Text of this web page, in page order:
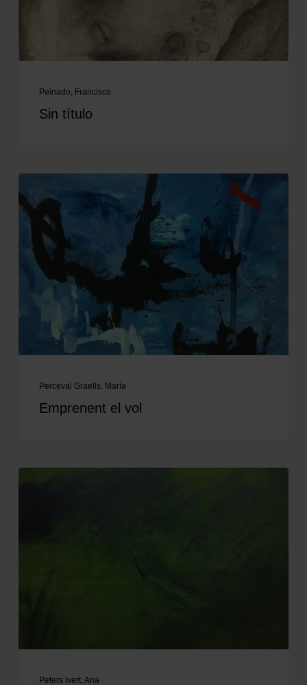
Peinado, Francisco
Sin título
Perceval Graells, María
Emprenent el vol
Peters Ivert, Ana